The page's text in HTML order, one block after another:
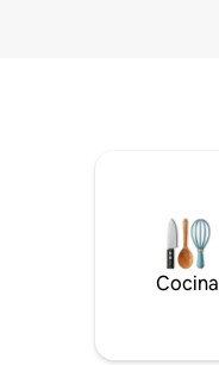
Cocina